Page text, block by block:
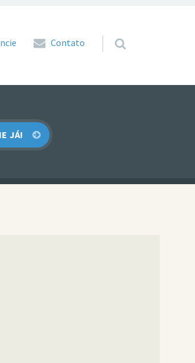
Contato